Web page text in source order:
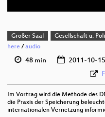
Großer Saal Gesellschaft u.
here /audio
48 min 2011-10-15
Im Vortrag wird die Methode des
die Praxis der Speicherung
internationalen Vernetzung